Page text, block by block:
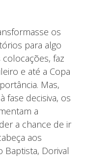
os
para algo
faz
e até a Copa
Mas,
fase decisiva, os
a
a chance de ir
aos
Baptista, Dorival